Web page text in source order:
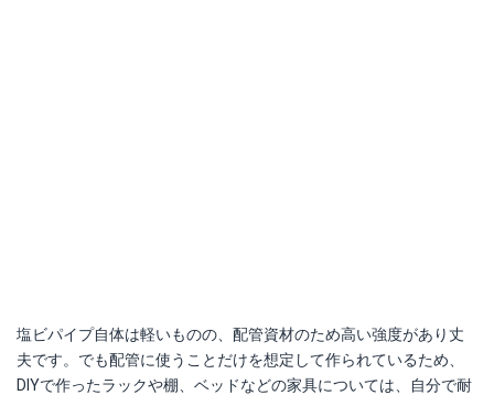
塩ビパイプ自体は軽いものの、配管資材のため高い強度があり丈
夫です。でも配管に使うことだけを想定して作られているため、
DIYで作ったラックや棚、ベッドなどの家具については、自分で耐